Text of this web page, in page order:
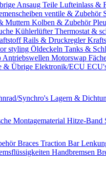
Ansaug Teile Lufteinlass &
ventile & Zubehör
Muttern Kolben & Zubehör
KühlerlüfterThermostat &
Rails & Druckregler
styling Öldeckeln Tanks &
Antriebswellen Motorswap
& Übrige Elektronik/ECU
Synchro's Lagern &
Montagematerial Hitze-Band
Braces Traction Bar
Handbremsen